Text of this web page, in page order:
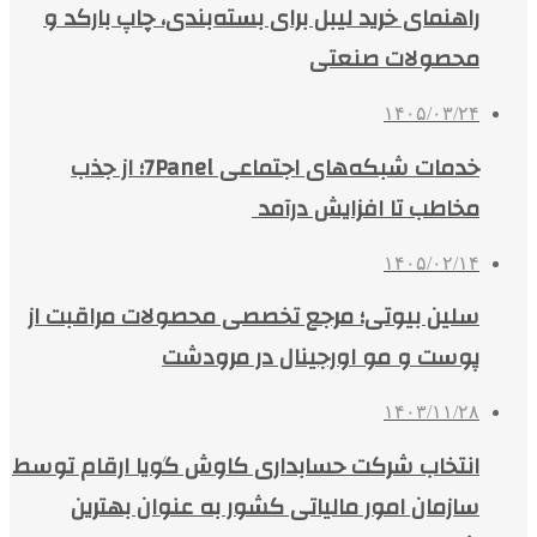
راهنمای خرید لیبل برای بسته‌بندی، چاپ بارکد و
محصولات صنعتی
۱۴۰۵/۰۳/۲۴
خدمات شبکه‌های اجتماعی 7Panel؛ از جذب
مخاطب تا افزایش درآمد
۱۴۰۵/۰۲/۱۴
سلین بیوتی؛ مرجع تخصصی محصولات مراقبت از
پوست و مو اورجینال در مرودشت
۱۴۰۳/۱۱/۲۸
انتخاب شرکت حسابداری کاوش گویا ارقام توسط
سازمان امور مالیاتی کشور به عنوان بهترین